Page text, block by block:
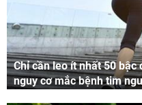
Chỉ cần leo ít nhất 50 bậc
nguy cơ mắc bệnh tim